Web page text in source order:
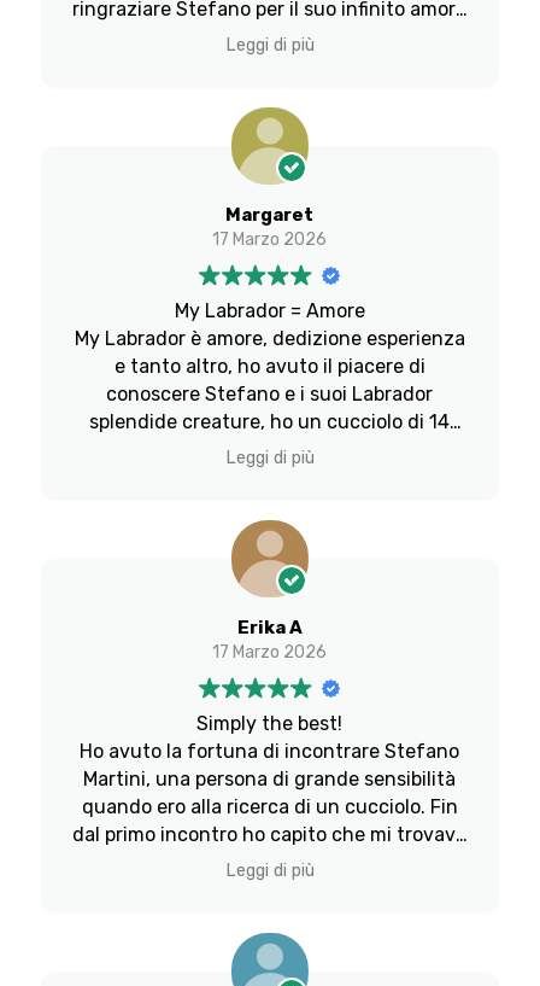
ringraziare Stefano per il suo infinito amore
verso tutti i suoi cani e per la sua continua
nell'amore, nella sicurezza, in salute fisica
ed emotiva.
Grazie Stefano per la tua dedizione.
Leggi di più
Margaret
17 Marzo 2026
My Labrador = Amore
My Labrador è amore, dedizione esperienza
e tanto altro, ho avuto il piacere di
conoscere Stefano e i suoi Labrador
splendide creature, ho un cucciolo di 14
mesi dire splendido è poco come tutti i cani
mondo dove si respira amore per i ns cani.
My Labrador è per tutti, ma non è da tutti
come l’AMORE.
Leggi di più
Erika A
17 Marzo 2026
Simply the best!
Ho avuto la fortuna di incontrare Stefano
Martini, una persona di grande sensibilità
quando ero alla ricerca di un cucciolo. Fin
dal primo incontro ho capito che mi trovavo
di fronte a una persona speciale unica per
mi ha consentito di prendere il cane solo
dopo 3 mesi nei quali lui, la sua splendida
Leggi di più